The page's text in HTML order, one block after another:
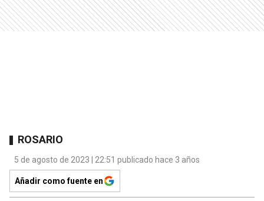
ROSARIO
5 de agosto de 2023 | 22:51 publicado hace 3 años
Añadir como fuente en